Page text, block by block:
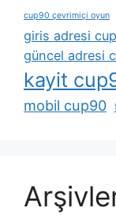
cup90 çevrimiçi oyun
giris adresi
güncel adresi
kayit
mobil cup90